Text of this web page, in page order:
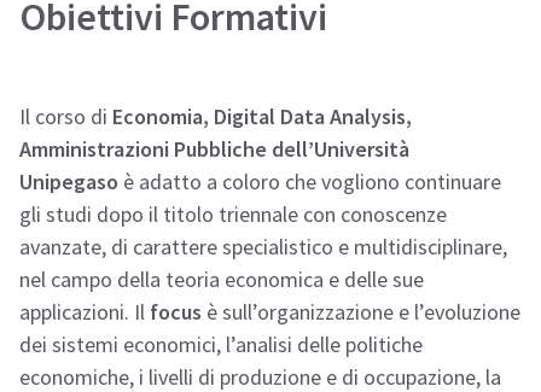
Obiettivi Formativi
Il corso di Economia, Digital Data Analysis,
Amministrazioni Pubbliche dell’Università
Unipegaso è adatto a coloro che vogliono continuare
gli studi dopo il titolo triennale con conoscenze
avanzate, di carattere specialistico e multidisciplinare,
nel campo della teoria economica e delle sue
applicazioni. Il focus è sull’organizzazione e l’evoluzione
dei sistemi economici, l’analisi delle politiche
economiche, i livelli di produzione e di occupazione, la